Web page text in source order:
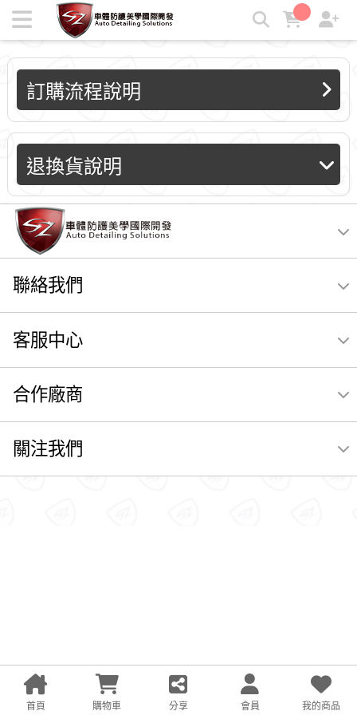
退換貨說明 | SZ車體防護
訂購流程說明
退換貨說明
聯絡我們
客服中心
合作廠商
關注我們
首頁 購物車 分享 會員 我的商品